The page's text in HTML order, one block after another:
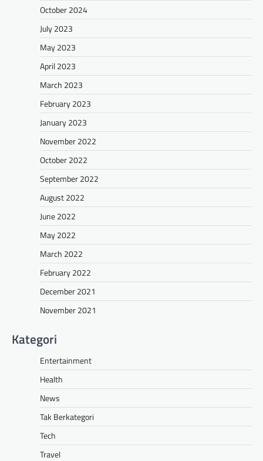
October 2024
July 2023
May 2023
April 2023
March 2023
February 2023
January 2023
November 2022
October 2022
September 2022
August 2022
June 2022
May 2022
March 2022
February 2022
December 2021
November 2021
Kategori
Entertainment
Health
News
Tak Berkategori
Tech
Travel